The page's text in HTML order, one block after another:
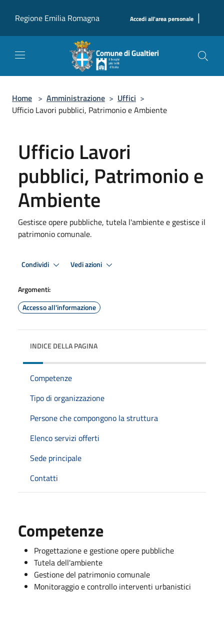
Regione Emilia Romagna
Accedi all'area personale |
Home > Amministrazione > Uffici >
Ufficio Lavori pubblici, Patrimonio e Ambiente
Ufficio Lavori
pubblici, Patrimonio e
Ambiente
Gestisce opere pubbliche, tutela l'ambiente e gestisce il
patrimonio comunale.
Condividi Vedi azioni
Argomenti:
Accesso all'informazione
INDICE DELLA PAGINA
Competenze
Tipo di organizzazione
Persone che compongono la struttura
Elenco servizi offerti
Sede principale
Contatti
Competenze
Progettazione e gestione opere pubbliche
Tutela dell'ambiente
Gestione del patrimonio comunale
Monitoraggio e controllo interventi urbanistici